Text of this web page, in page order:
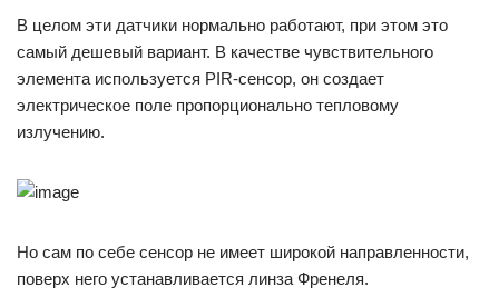
В целом эти датчики нормально работают, при этом это
самый дешевый вариант. В качестве чувствительного
элемента используется PIR-сенсор, он создает
электрическое поле пропорционально тепловому
излучению.
Но сам по себе сенсор не имеет широкой направленности,
поверх него устанавливается линза Френеля.